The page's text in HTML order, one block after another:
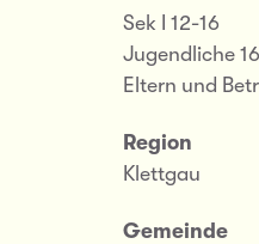
Sek I 12-16
Jugendliche
Eltern und
Region
Klettgau
Gemeinde